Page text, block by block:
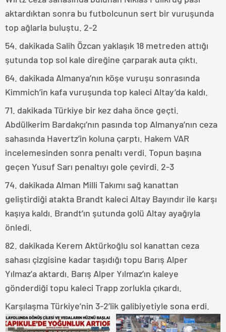
aktardıktan sonra bu futbolcunun sert bir vuruşunda
top ağlarla buluştu. 2-2
54. dakikada Salih Özcan yaklaşık 18 metreden attığı
şutunda top sol kale direğine çarparak auta çıktı.
64. dakikada Almanya’nın köşe vuruşu sonrasında
Kimmich’in kafa vuruşunda top kaleci Altay’da kaldı.
71. dakikada Türkiye bir kez daha önce geçti.
Abdülkerim Bardakçı’nın pasında top Almanya’nın ceza
sahasında Havertz’in koluna çarptı. Hakem VAR
incelemesinden sonra penaltı verdi. Topun başına
geçen Yusuf Sarı penaltıyı gole çevirdi. 2-3
74. dakikada Alman Milli Takımı sağ kanattan
geliştirdiği atakta Brandt kaleci Altay Bayındır ile karşı
kaşıya kaldı. Brandt’ın şutunda golü Altay ayağıyla
önledi.
82. dakikada Kerem Aktürkoğlu sol kanattan ceza
sahası çizgisine kadar taşıdığı topu Barış Alper
Yılmaz’a aktardı. Barış Alper Yılmaz’ın kaleye
gönderdiği topu kaleci Trapp zorlukla çıkardı.
Karşılaşma Türkiye’nin 3-2’lik galibiyetiyle sona erdi.